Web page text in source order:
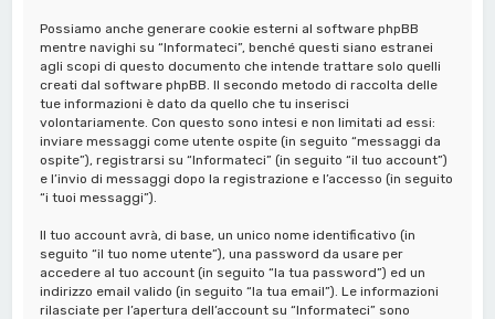
Possiamo anche generare cookie esterni al software phpBB
mentre navighi su “Informateci”, benché questi siano estranei
agli scopi di questo documento che intende trattare solo quelli
creati dal software phpBB. Il secondo metodo di raccolta delle
tue informazioni è dato da quello che tu inserisci
volontariamente. Con questo sono intesi e non limitati ad essi:
inviare messaggi come utente ospite (in seguito “messaggi da
ospite”), registrarsi su “Informateci” (in seguito “il tuo account”)
e l’invio di messaggi dopo la registrazione e l’accesso (in seguito
“i tuoi messaggi”).
Il tuo account avrà, di base, un unico nome identificativo (in
seguito “il tuo nome utente”), una password da usare per
accedere al tuo account (in seguito “la tua password”) ed un
indirizzo email valido (in seguito “la tua email”). Le informazioni
rilasciate per l’apertura dell’account su “Informateci” sono